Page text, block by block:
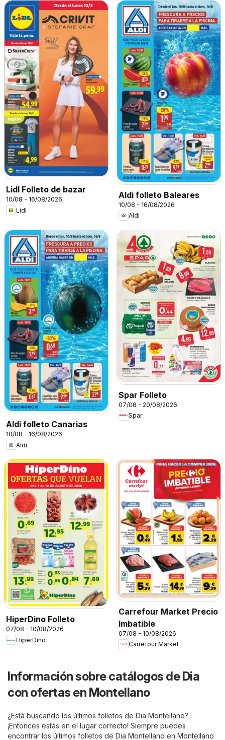
Lidl Folleto de bazar
10/08 - 16/08/2026
Lidl
Aldi folleto Baleares
10/08 - 16/08/2026
Aldi
Aldi folleto Canarias
10/08 - 16/08/2026
Aldi
Spar Folleto
07/08 - 20/08/2026
Spar
HiperDino Folleto
07/08 - 10/08/2026
HiperDino
Carrefour Market Precio
Imbatible
07/08 - 10/08/2026
Carrefour Market
Información sobre catálogos de Dia
con ofertas en Montellano
¿Está buscando los últimos folletos de Dia Montellano?
¡Entonces estás en el lugar correcto! Siempre puedes
encontrar los últimos folletos de Dia Montellano en Montellano